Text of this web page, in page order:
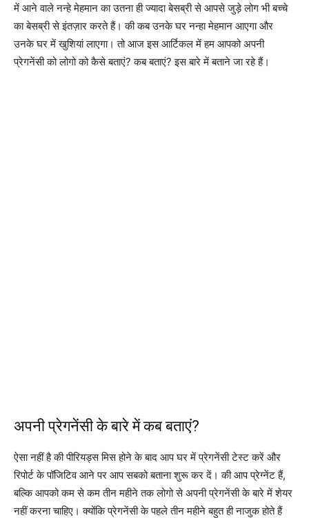
में आने वाले नन्हे मेहमान का उतना ही ज्यादा बेसब्री से आपसे जुड़े लोग भी बच्चे
का बेसब्री से इंतज़ार करते हैं। की कब उनके घर नन्हा मेहमान आएगा और
उनके घर में खुशियां लाएगा। तो आज इस आर्टिकल में हम आपको अपनी
प्रेगनेंसी को लोगो को कैसे बताएं? कब बताएं? इस बारे में बताने जा रहे हैं।
अपनी प्रेगनेंसी के बारे में कब बताएं?
ऐसा नहीं है की पीरियड्स मिस होने के बाद आप घर में प्रेगनेंसी टेस्ट करें और
रिपोर्ट के पॉजिटिव आने पर आप सबको बताना शुरू कर दें। की आप प्रेग्नेंट हैं,
बल्कि आपको कम से कम तीन महीने तक लोगो से अपनी प्रेगनेंसी के बारे में शेयर
नहीं करना चाहिए। क्योंकि प्रेगनेंसी के पहले तीन महीने बहुत ही नाजुक होते हैं